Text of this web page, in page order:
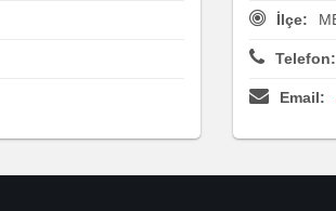
İlçe:
Telefon:
Email: